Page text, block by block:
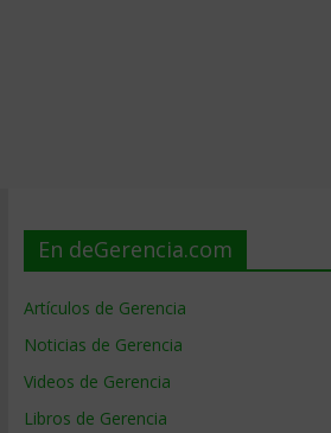
En deGerencia.com
Artículos de Gerencia
Noticias de Gerencia
Videos de Gerencia
Libros de Gerencia